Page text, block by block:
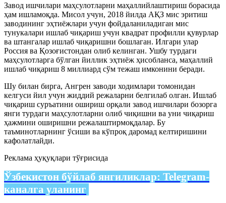
Завод ишчилари маҳсулотларни маҳаллийлаштириш борасида
ҳам ишламоқда. Мисол учун, 2018 йилда АҚЗ мис эритиш
заводининг эҳтиёжлари учун фойдаланиладиган мис
тунукалари ишлаб чиқариш учун квадрат профилли қувурлар
ва штангалар ишлаб чиқаришни бошлаган. Илгари улар
Россия ва Қозоғистондан олиб келинган. Ушбу турдаги
маҳсулотларга бўлган йиллик эҳтиёж ҳисобланса, маҳаллий
ишлаб чиқариш 8 миллиард сўм тежаш имконини беради.
Шу билан бирга, Ангрен заводи ходимлари томонидан
келгуси йил учун жиддий режаларни белгилаб олган. Ишлаб
чиқариш суръатини ошириш орқали завод ишчилари бозорга
янги турдаги маҳсулотларни олиб чиқишни ва уни чиқариш
ҳажмини оширишни режалаштирмоқдалар. Бу
таъминотларнинг ўсиши ва кўпроқ даромад келтиришини
кафолатлайди.
Реклама ҳуқуқлари тўғрисида
Ўзбекистон бўйлаб янгиликлар: Telegram-
каналга уланинг